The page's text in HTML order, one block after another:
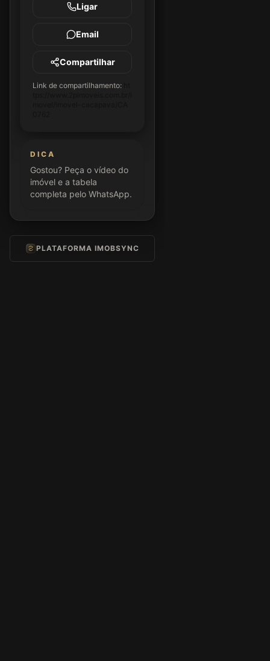
Ligar
Email
Compartilhar
Link de compartilhamento:
DICA
Gostou? Peça o vídeo do
imóvel e a tabela
completa pelo WhatsApp.
PLATAFORMA IMOBSYNC